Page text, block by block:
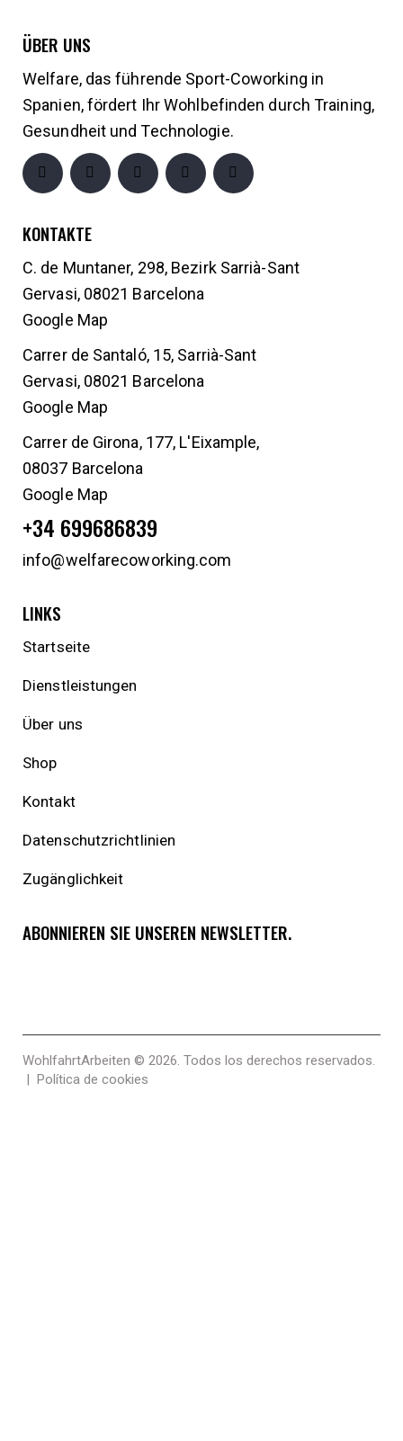
ÜBER UNS
Welfare, das führende Sport-Coworking in
Spanien, fördert Ihr Wohlbefinden durch Training,
Gesundheit und Technologie.
KONTAKTE
C. de Muntaner, 298, Bezirk Sarrià-Sant
Gervasi, 08021 Barcelona
Google Map
Carrer de Santaló, 15, Sarrià-Sant
Gervasi, 08021 Barcelona
Google Map
Carrer de Girona, 177, L'Eixample,
08037 Barcelona
Google Map
+34 699686839
info@welfarecoworking.com
LINKS
Startseite
Dienstleistungen
Über uns
Shop
Kontakt
Datenschutzrichtlinien
Zugänglichkeit
ABONNIEREN SIE UNSEREN NEWSLETTER.
WohlfahrtArbeiten © 2026. Todos los derechos reservados.
| Política de cookies